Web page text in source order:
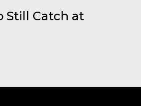
Still Catch at